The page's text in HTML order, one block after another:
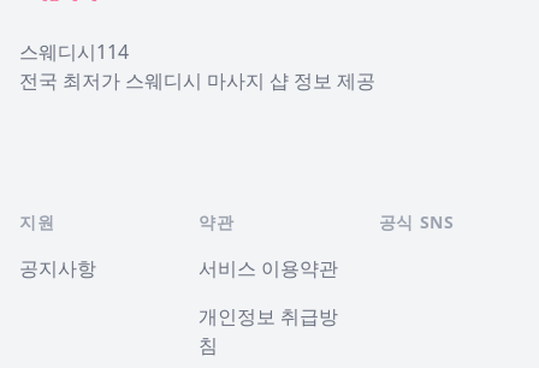
스웨디시114
전국 최저가 스웨디시 마사지 샵 정보 제공
지원
공지사항
약관
서비스 이용약관
개인정보 취급방
침
공식 SNS